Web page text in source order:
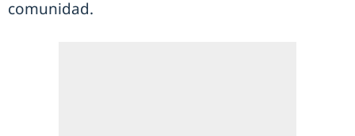
comunidad.